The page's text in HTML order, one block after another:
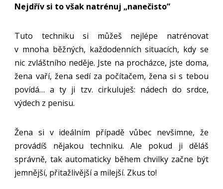
Nejdřív si to však natrénuj „nanečisto”
Tuto techniku si můžeš nejlépe natrénovat
v mnoha běžných, každodenních situacích, kdy se
nic zvláštního neděje. Jste na procházce, jste doma,
žena vaří, žena sedí za počítačem, žena si s tebou
povídá… a ty ji tzv. cirkuluješ: nádech do srdce,
výdech z penisu.
Žena si v ideálním případě vůbec nevšimne, že
provádíš nějakou techniku. Ale pokud ji děláš
správně, tak automaticky během chvilky začne být
jemnější, přitažlivější a milejší. Zkus to!